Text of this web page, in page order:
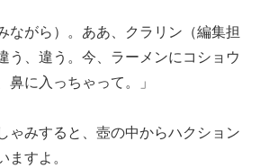
ながら）。ああ、クラリン（編集担
う、違う。今、ラーメンにコショウ
鼻に入っちゃって。」
みすると、壺の中からハクション
すよ。